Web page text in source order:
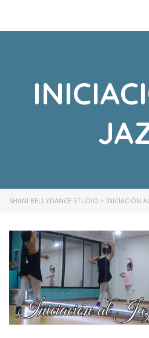
SHANI BELLYDANCE STUDIO > INICIACIÓN